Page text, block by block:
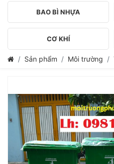
BAO BÌ NHỰA
CƠ KHÍ
Sản phẩm Môi trường